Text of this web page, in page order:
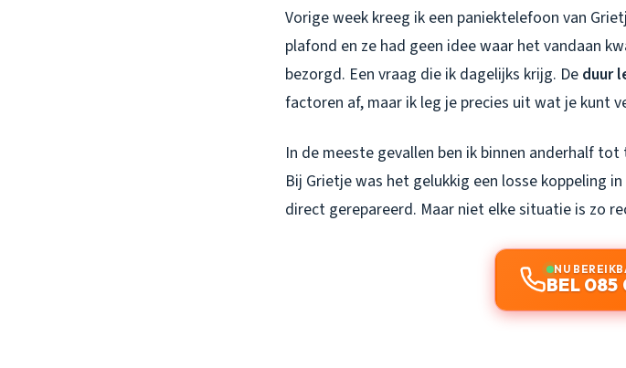
Vorige week kreeg ik een paniektelefoon van
plafond en ze had geen idee waar het vandaan
bezorgd. Een vraag die ik dagelijks krijg. De duur
factoren af, maar ik leg je precies uit wat je kunt
In de meeste gevallen ben ik binnen anderhalf
Bij Grietje was het gelukkig een losse koppeling
direct gerepareerd. Maar niet elke situatie is zo
NU
BEL 085